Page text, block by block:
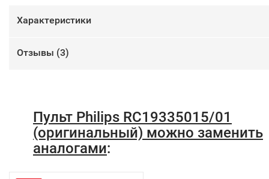
Характеристики
Отзывы (3)
Пульт Philips RC19335015/01
(оригинальный) можно заменить
аналогами: